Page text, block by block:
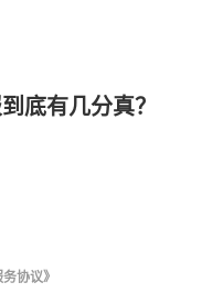
底有几分真？
协议》